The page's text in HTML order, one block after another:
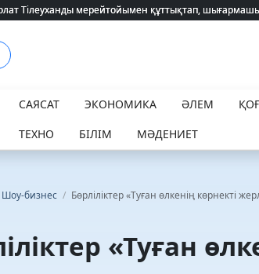
Тілеуханды мерейтойымен құттықтап,
Тілеуханды мерейтойымен құттықтап,
САЯСАТ ЭКОНОМИКА ӘЛЕМ
ТЕХНО БІЛІМ МӘДЕНИЕТ
Шоу-бизнес / Бөрліліктер «Туған өлкенің көрнекті
«Туған